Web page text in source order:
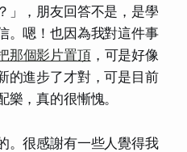
」，朋友回答不是，是學
。嗯！也因為我對這件事
那個影片置頂，可是好像
的進步了才對，可是目前
，真的很慚愧。
。很感謝有一些人覺得我